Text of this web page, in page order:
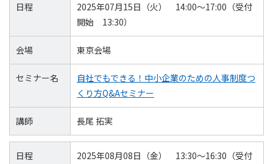
日程
2025年07月15日（火） 14:00～17:00（受付
開始 13:30）
会場 東京会場
セミナー名
自社でもできる！中小企業のための人事制度つ
くり方Q&Aセミナー
講師 長尾 拓実
日程 2025年08月08日（金） 13:30～16:30（受付